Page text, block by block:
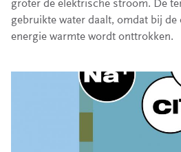
gebruikte water daalt, omdat bij
energie warmte wordt onttrokken.